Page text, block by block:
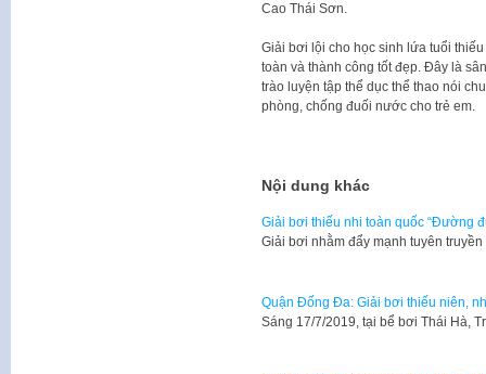
Cao Thái Sơn.
Giải bơi lội cho học sinh lứa tuổi
toàn và thành công tốt đẹp. Đây là
trào luyện tập thể dục thể thao nói
phòng, chống đuối nước cho trẻ em.
Nội dung khác
Giải bơi thiếu nhi toàn quốc “Đường
Giải bơi nhằm đẩy mạnh tuyên
Quận Đống Đa: Giải bơi thiếu niên,
Sáng 17/7/2019, tại bể bơi Thái Hà,